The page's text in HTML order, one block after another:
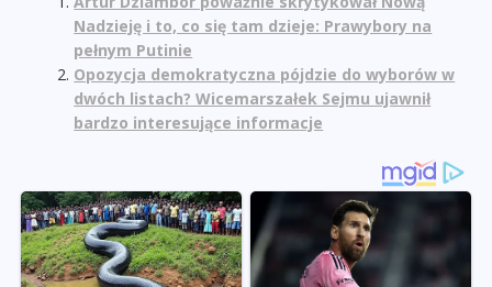
Nadzieję i to, co się tam dzieje: Prawybory na
pełnym Putinie
Opozycja demokratyczna pójdzie do wyborów w
dwóch listach? Wicemarszałek Sejmu ujawnił
bardzo interesujące informacje